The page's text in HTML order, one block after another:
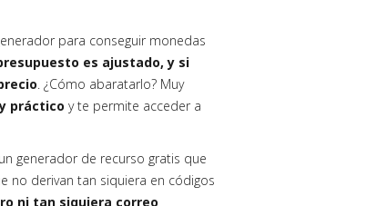
para conseguir monedas
es ajustado, y si
. ¿Cómo abaratarlo? Muy
práctico y te permite acceder a
generador de recurso gratis que
no derivan tan siquiera en códigos
ni tan siquiera correo